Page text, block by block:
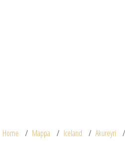
Home Mappa Iceland Akureyri